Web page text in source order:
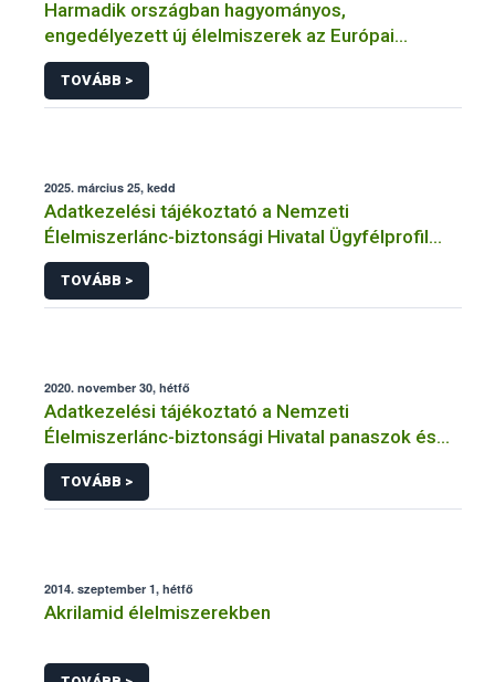
Harmadik országban hagyományos,
engedélyezett új élelmiszerek az Európai
Unióban
TOVÁBB >
2025. március 25, kedd
Adatkezelési tájékoztató a Nemzeti
Élelmiszerlánc-biztonsági Hivatal Ügyfélprofil
Rendszerben kistermelői tevékenység
témakörben intézhető közhatalmi eljárásaihoz
kapcsolódó adatkezeléséhez
TOVÁBB >
2020. november 30, hétfő
Adatkezelési tájékoztató a Nemzeti
Élelmiszerlánc-biztonsági Hivatal panaszok és
közérdekű bejelentések kezeléséhez
kapcsolódó adatkezeléséhez
TOVÁBB >
2014. szeptember 1, hétfő
Akrilamid élelmiszerekben